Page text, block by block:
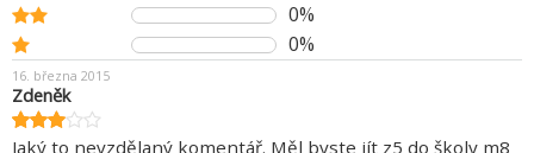
0%
0%
16. března 2015
Zdeněk
Jaký to nevzdělaný komentář. Měl byste jít z5 do školy m8